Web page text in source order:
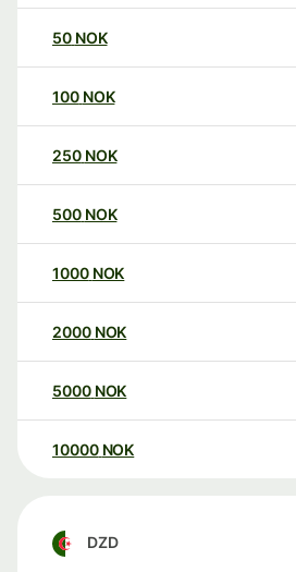
50 NOK
100 NOK
250 NOK
500 NOK
1000 NOK
2000 NOK
5000 NOK
10000 NOK
DZD